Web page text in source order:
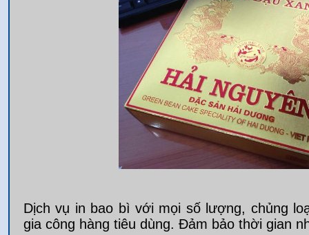
Dịch vụ in bao bì với mọi số lượng, chủng
gia công hàng tiêu dùng. Đảm bảo thời gian